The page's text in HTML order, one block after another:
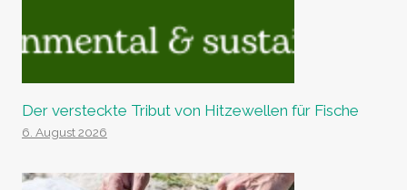
Der versteckte Tribut von Hitzewellen für Fische
6. August 2026